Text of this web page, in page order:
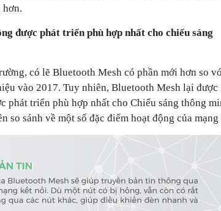
hơn.
được phát triển phù hợp nhất cho chiếu sáng
có lẽ Bluetooth Mesh có phần mới hơn so
vào 2017. Tuy nhiên, Bluetooth Mesh lại được
phát triển phù hợp nhất cho Chiếu sáng thông
so sánh về một số đặc điểm hoạt động của mạng